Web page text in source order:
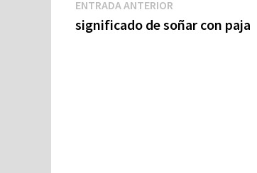
Navegación
de
ENTRADA ANTERIOR
anterior:
significado de soñar con paja